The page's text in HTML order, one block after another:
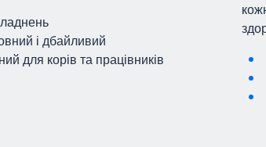
і дбайливий
для корів та працівників